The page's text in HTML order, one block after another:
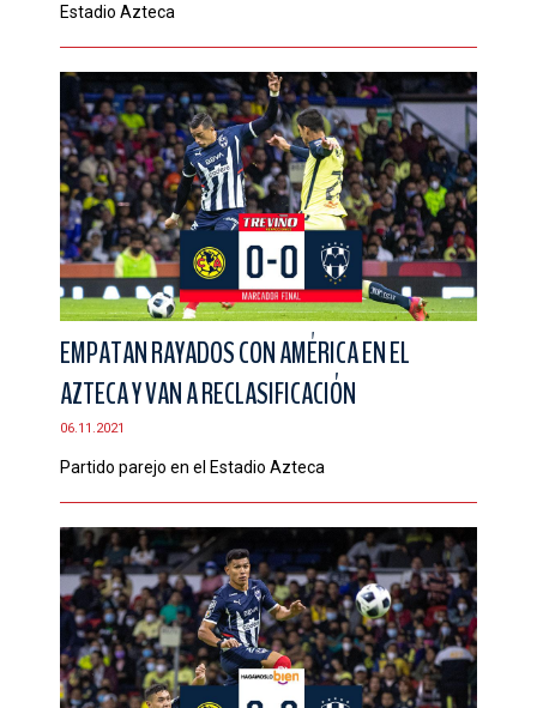
Estadio Azteca
EMPATAN RAYADOS CON AMÉRICA EN EL
AZTECA Y VAN A RECLASIFICACIÓN
06.11.2021
Partido parejo en el Estadio Azteca